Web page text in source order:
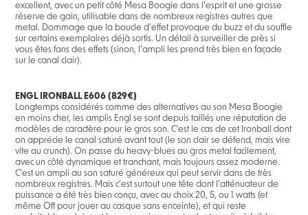
excellent, avec un petit côté Mesa Boogie dans l’esprit et une grosse
réserve de gain, utilisable dans de nombreux registres autres que
metal. Dommage que la boucle d’effet provoque du buzz et du souffle
sur certains exemplaires déjà sortis. Un détail à surveiller de près si
vous êtes fans des effets (sinon, l’ampli les prend très bien en façade
sur le canal clair).
ENGL IRONBALL E606 (829€)
Longtemps considérés comme des alternatives au son Mesa Boogie
en moins cher, les amplis Engl se sont depuis taillés une réputation de
modèles de caractère pour le gros son. C’est le cas de cet Ironball dont
on apprécie le canal saturé avant tout (le son clair se défend, mais vire
vite au crunch). On passe du heavy-blues au gros metal facilement,
avec un côté dynamique et tranchant, mais toujours assez moderne.
C’est un ampli au son saturé généreux qui peut servir dans de très
nombreux registres. Mais c’est surtout une tête dont l’atténuateur de
puissance a été très bien conçu, avec au choix 20, 5, ou 1 watts (et
même Off pour jouer au casque sans enceinte), et qui reste